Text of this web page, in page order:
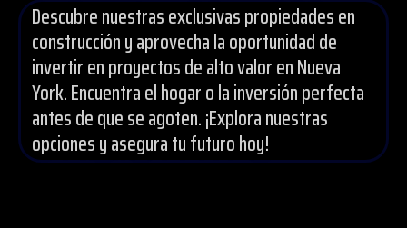
Descubre nuestras exclusivas propiedades en
construcción y aprovecha la oportunidad de
invertir en proyectos de alto valor en Nueva
York. Encuentra el hogar o la inversión perfecta
antes de que se agoten. ¡Explora nuestras
opciones y asegura tu futuro hoy!